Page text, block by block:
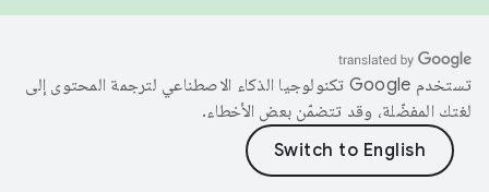
تستخدم Google تكنولوجيا الذكاء الاصطناعي لترجمة المحتوى إلى
لغتك المفضّلة، وقد تتضمّن بعض الأخطاء.